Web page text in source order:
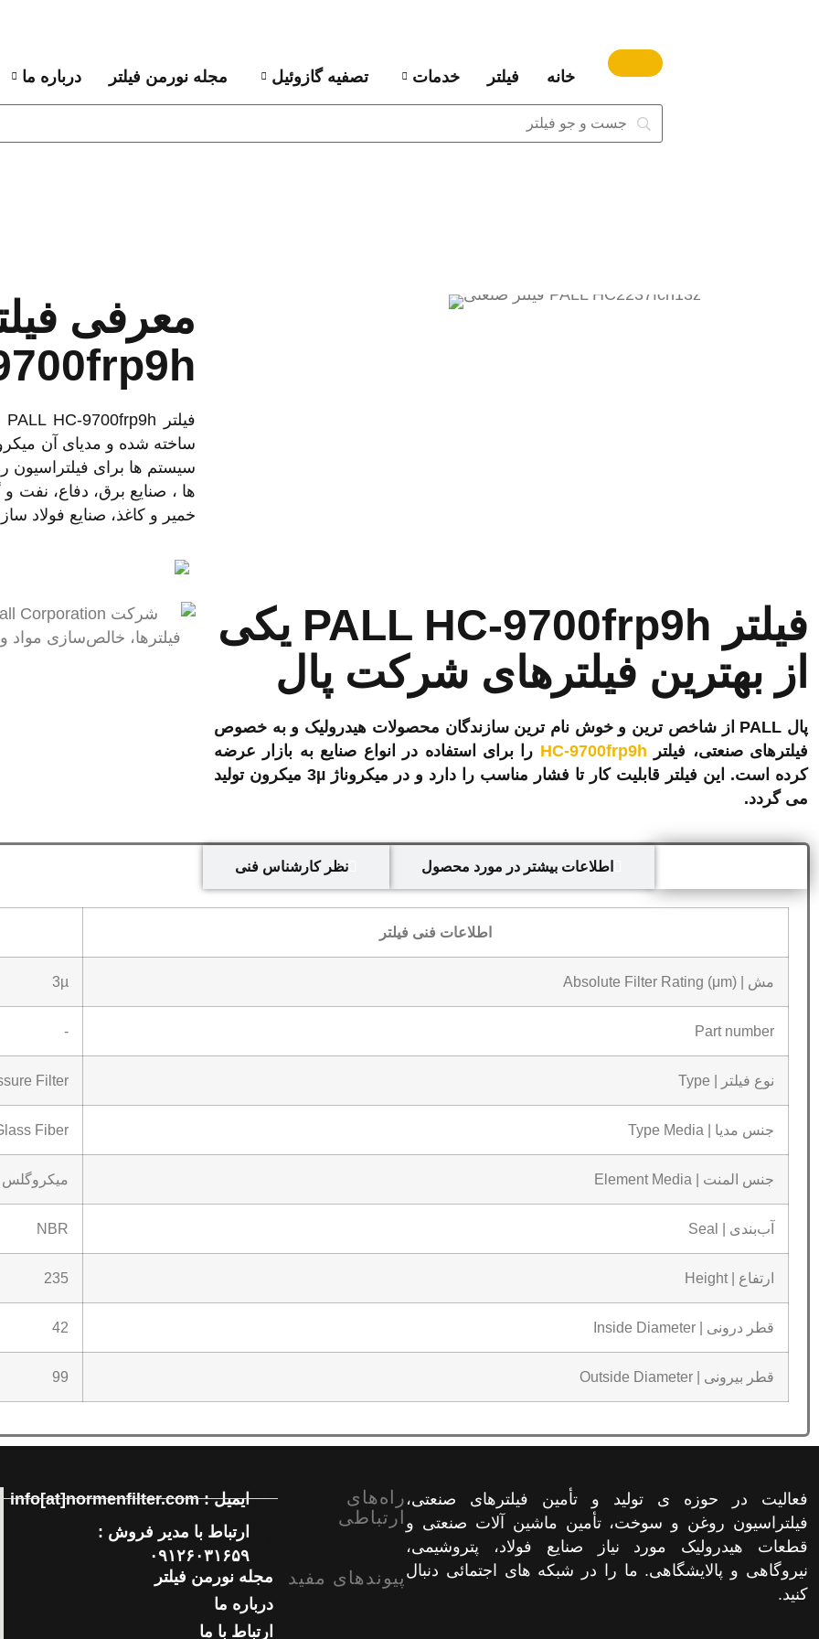
خانه فیلتر خدمات تصفیه گازوئیل مجله نورمن فیلتر درباره ما
فیلتر PALL HC-9700frp9h ساخت
ساخته شده و مدیای آن
سیستم ها برای فیلتراسیون
ها ، صنایع برق، دفاع، نفت
خمیر و کاغذ، صنایع فولاد
فیلتر PALL HC-9700frp9h یکی
از بهترین فیلترهای شرکت پال
پال PALL از شاخص ترین و خوش نام ترین سازندگان محصولات هیدرولیک و به خصوص
فیلترهای صنعتی، فیلتر HC-9700frp9h را برای استفاده در انواع صنایع به بازار عرضه
کرده است. این فیلتر قابلیت کار تا فشار مناسب را دارد و در میکروناژ 3µ میکرون تولید
می گردد.
اطلاعات بیشتر در مورد محصول نظر کارشناس فنی
اطلاعات فنی فیلتر
مش | Absolute Filter Rating (μm) 3µ
Part number
-
نوع فیلتر | Type Filter
جنس مدیا | Type Media Fiber
جنس المنت | Element Media میکروگلس
آب‌بندی | Seal NBR
ارتفاع | Height 235
قطر درونی | Inside Diameter 42
قطر بیرونی | Outside Diameter 99
فعالیت در حوزه ی تولید و تأمین فیلترهای صنعتی،
فیلتراسیون روغن و سوخت، تأمین ماشین آلات صنعتی و
قطعات هیدرولیک مورد نیاز صنایع فولاد، پتروشیمی،
نیروگاهی و پالایشگاهی. ما را در شبکه های اجتمائی دنبال
کنید.
راه‌های
ارتباطی
ایمیل : info[at]normenfilter.com
ارتباط با مدیر فروش :
۰۹۱۲۶۰۳۱۶۵۹
پیوندهای مفید
مجله نورمن فیلتر
درباره ما
ارتباط با ما